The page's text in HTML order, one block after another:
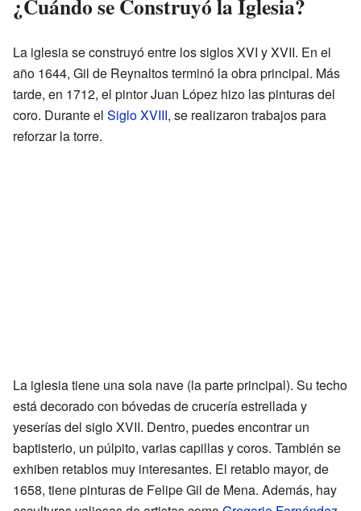
¿Cuándo se Construyó la Iglesia?
La iglesia se construyó entre los siglos XVI y XVII. En el
año 1644, Gil de Reynaltos terminó la obra principal. Más
tarde, en 1712, el pintor Juan López hizo las pinturas del
coro. Durante el Siglo XVIII, se realizaron trabajos para
reforzar la torre.
La iglesia tiene una sola nave (la parte principal). Su techo
está decorado con bóvedas de crucería estrellada y
yeserías del siglo XVII. Dentro, puedes encontrar un
baptisterio, un púlpito, varias capillas y coros. También se
exhiben retablos muy interesantes. El retablo mayor, de
1658, tiene pinturas de Felipe Gil de Mena. Además, hay